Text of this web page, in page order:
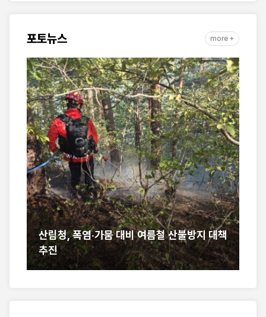
포토뉴스 more +
산림청, 폭염·가뭄 대응 위해 산불진화자원 총
동원